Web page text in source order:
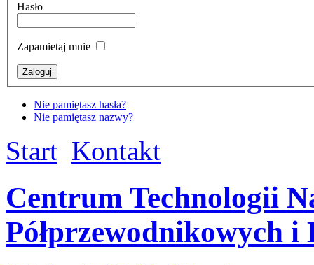
Hasło
Zapamietaj mnie
Nie pamiętasz hasła?
Nie pamiętasz nazwy?
Start Kontakt
Centrum Technologii
Półprzewodnikowych i